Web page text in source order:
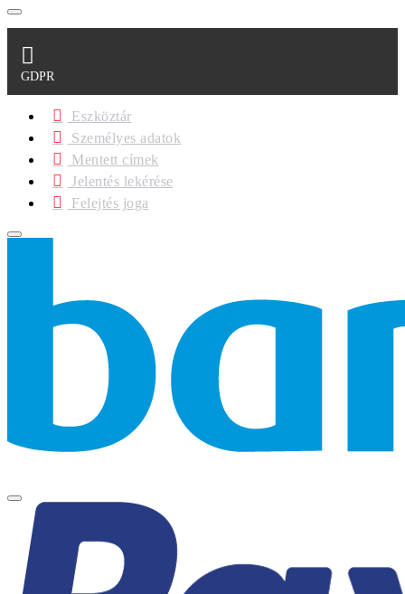
GDPR
Eszköztár
Személyes adatok
Mentett címek
Jelentés lekérése
Felejtés joga